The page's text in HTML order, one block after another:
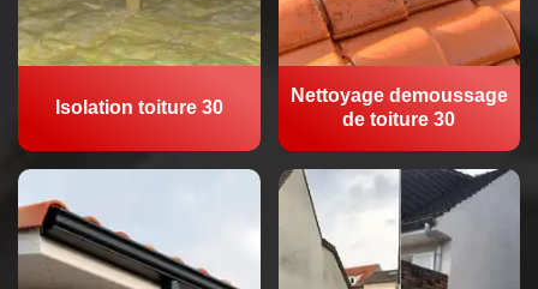
Isolation toiture 30
Nettoyage demoussage
de toiture 30